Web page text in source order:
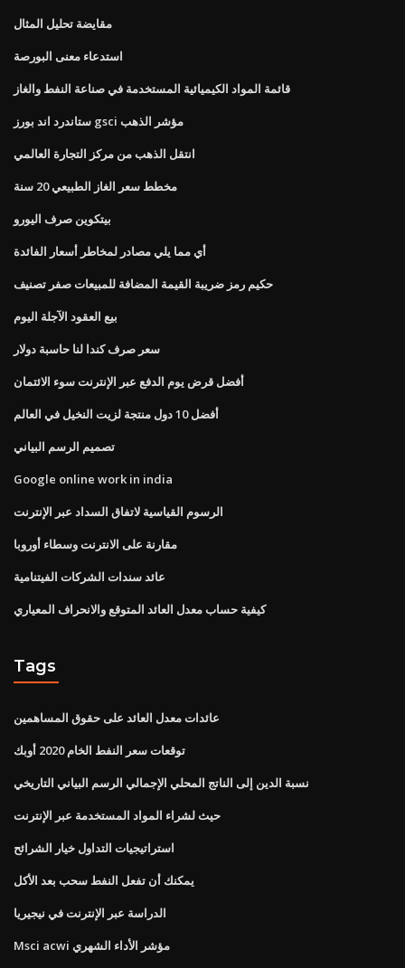
مقايضة تحليل المثال
استدعاء معنى البورصة
قائمة المواد الكيميائية المستخدمة في صناعة النفط والغاز
ستاندرد اند بورز gsci مؤشر الذهب
انتقل الذهب من مركز التجارة العالمي
مخطط سعر الغاز الطبيعي 20 سنة
بيتكوين صرف اليورو
أي مما يلي مصادر لمخاطر أسعار الفائدة
حكيم رمز ضريبة القيمة المضافة للمبيعات صفر تصنيف
بيع العقود الآجلة اليوم
سعر صرف كندا لنا حاسبة دولار
أفضل قرض يوم الدفع عبر الإنترنت سوء الائتمان
أفضل 10 دول منتجة لزيت النخيل في العالم
تصميم الرسم البياني
Google online work in india
الرسوم القياسية لاتفاق السداد عبر الإنترنت
مقارنة على الانترنت وسطاء أوروبا
عائد سندات الشركات الفيتنامية
كيفية حساب معدل العائد المتوقع والانحراف المعياري
Tags
عائدات معدل العائد على حقوق المساهمين
توقعات سعر النفط الخام 2020 أوبك
نسبة الدين إلى الناتج المحلي الإجمالي الرسم البياني التاريخي
حيث لشراء المواد المستخدمة عبر الإنترنت
استراتيجيات التداول خيار الشرائح
يمكنك أن تفعل النفط سحب بعد الأكل
الدراسة عبر الإنترنت في نيجيريا
Msci acwi مؤشر الأداء الشهري